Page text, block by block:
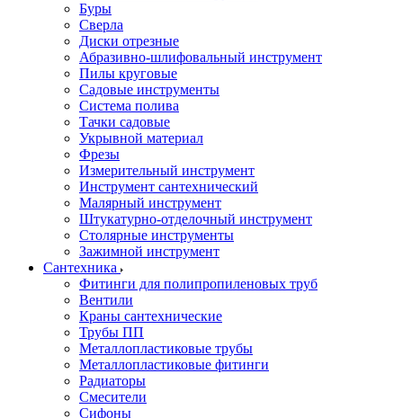
Буры
Сверла
Диски отрезные
Абразивно-шлифовальный инструмент
Пилы круговые
Садовые инструменты
Система полива
Тачки садовые
Укрывной материал
Фрезы
Измерительный инструмент
Инструмент сантехнический
Малярный инструмент
Штукатурно-отделочный инструмент
Cтолярные инструменты
Зажимной инструмент
Сантехника
Фитинги для полипропиленовых труб
Вентили
Краны сантехнические
Трубы ПП
Металлопластиковые трубы
Металлопластиковые фитинги
Радиаторы
Смесители
Сифоны